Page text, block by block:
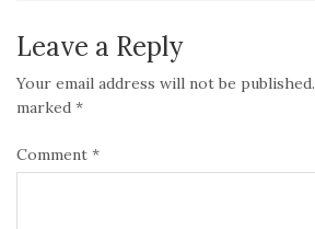
Leave a Reply
Your email address will not be published.
marked *
Comment *